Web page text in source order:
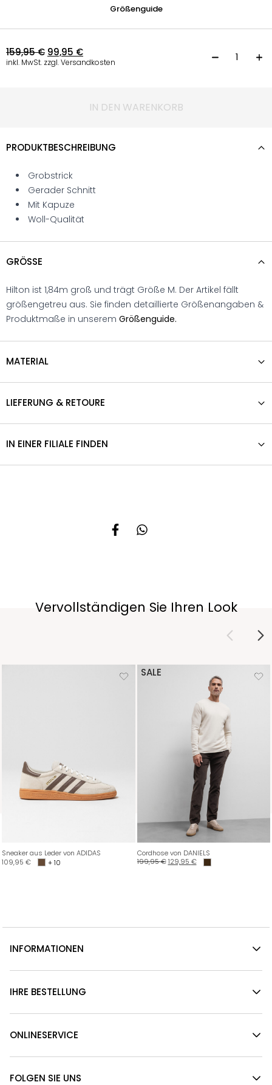
Größenguide
159,95€ 99,95 €
inkl. MwSt. zzgl. Versandkosten
IN DEN WARENKORB
PRODUKTBESCHREIBUNG
Grobstrick
Gerader Schnitt
Mit Kapuze
Woll-Qualität
GRÖSSE
Hilton ist 1,84m groß und trägt Größe M. Der Artikel fällt
größengetreu aus. Sie finden detaillierte Größenangaben &
Produktmaße in unserem Größenguide.
MATERIAL
LIEFERUNG & RETOURE
IN EINER FILIALE FINDEN
Vervollständigen Sie Ihren Look
Sneaker aus Leder von ADIDAS
109,95 € + 10
SALE
Cordhose von DANIELS
199,95€ 129,95 €
INFORMATIONEN
IHRE BESTELLUNG
ONLINESERVICE
FOLGEN SIE UNS